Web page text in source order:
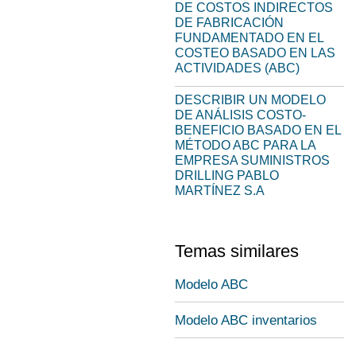
DE COSTOS INDIRECTOS
DE FABRICACIÓN
FUNDAMENTADO EN EL
COSTEO BASADO EN LAS
ACTIVIDADES (ABC)
DESCRIBIR UN MODELO
DE ANÁLISIS COSTO-
BENEFICIO BASADO EN EL
MÉTODO ABC PARA LA
EMPRESA SUMINISTROS
DRILLING PABLO
MARTÍNEZ S.A
Temas similares
Modelo ABC
Modelo ABC inventarios